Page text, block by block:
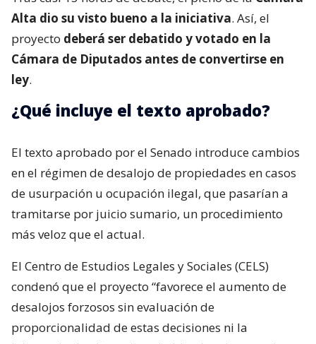
Alta dio su visto bueno a la iniciativa. Así, el
proyecto deberá ser debatido y votado en la
Cámara de Diputados antes de convertirse en
ley.
¿Qué incluye el texto aprobado?
El texto aprobado por el Senado introduce cambios
en el régimen de desalojo de propiedades en casos
de usurpación u ocupación ilegal, que pasarían a
tramitarse por juicio sumario, un procedimiento
más veloz que el actual.
El Centro de Estudios Legales y Sociales (CELS)
condenó que el proyecto “favorece el aumento de
desalojos forzosos sin evaluación de
proporcionalidad de estas decisiones ni la